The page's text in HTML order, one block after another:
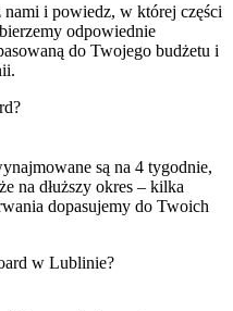
i powiedz, w której części
odpowiednie
do Twojego budżetu i
są na 4 tygodnie,
na dłuższy okres – kilka
dopasujemy do Twoich
w Lublinie?